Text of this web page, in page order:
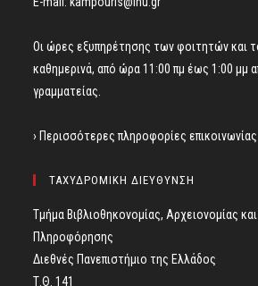
Οι ώρες εξυπηρέτησης των φοιτητών και
καθημερινά, από ώρα 11:00 πμ έως 1:00 μμ
γραμματείας.
› Περισσότερες πληροφορίες επικοινωνίας
ΤΑΧΥΔΡΟΜΙΚΗ ΔΙΕΥΘΥΝΣΗ
Τμήμα Βιβλιοθηκονομίας, Αρχειονομίας
Πληροφόρησης
Διεθνές Πανεπιστήμιο της Ελλάδος
Τ.Θ. 141